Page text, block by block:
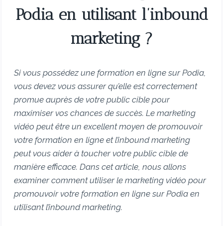
Podia en utilisant l’inbound
marketing ?
Si vous possédez une formation en ligne sur Podia,
vous devez vous assurer qu’elle est correctement
promue auprès de votre public cible pour
maximiser vos chances de succès. Le marketing
vidéo peut être un excellent moyen de promouvoir
votre formation en ligne et l’inbound marketing
peut vous aider à toucher votre public cible de
manière efficace. Dans cet article, nous allons
examiner comment utiliser le marketing vidéo pour
promouvoir votre formation en ligne sur Podia en
utilisant l’inbound marketing.